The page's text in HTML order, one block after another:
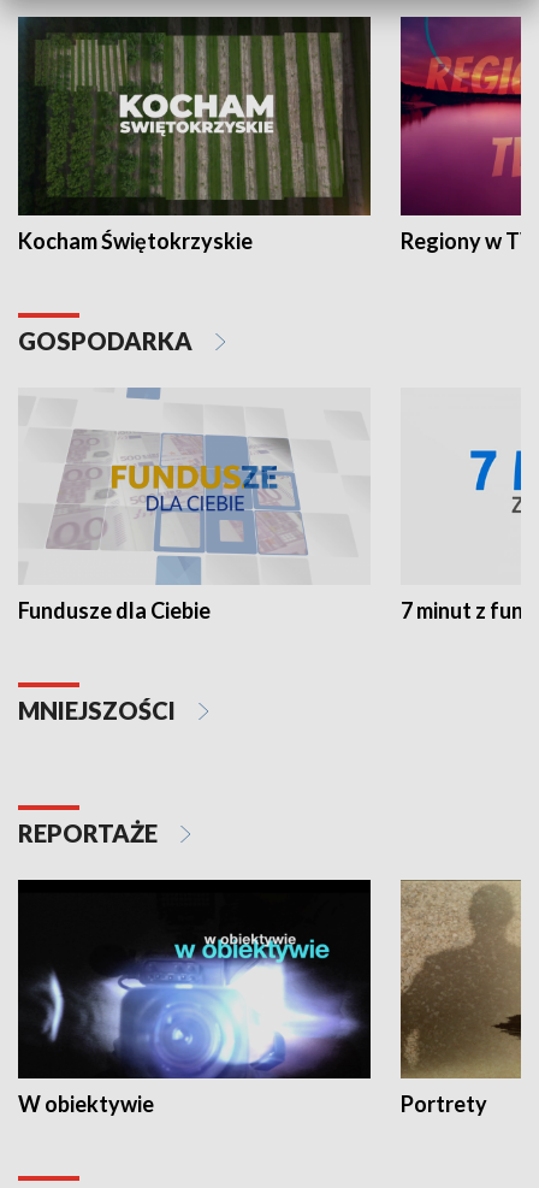
Kocham Świętokrzyskie Regiony w
GOSPODARKA
Fundusze dla Ciebie 7 minut z
MNIEJSZOŚCI
REPORTAŻE
W obiektywie Portrety